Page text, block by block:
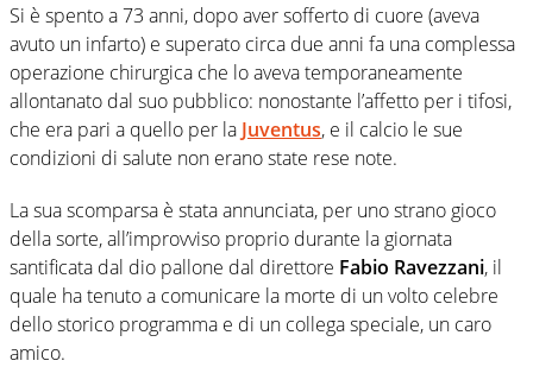
Si è spento a 73 anni, dopo aver sofferto di cuore (aveva
avuto un infarto) e superato circa due anni fa una complessa
operazione chirurgica che lo aveva temporaneamente
allontanato dal suo pubblico: nonostante l’affetto per i tifosi,
che era pari a quello per la Juventus, e il calcio le sue
condizioni di salute non erano state rese note.
La sua scomparsa è stata annunciata, per uno strano gioco
della sorte, all’improvviso proprio durante la giornata
santificata dal dio pallone dal direttore Fabio Ravezzani, il
quale ha tenuto a comunicare la morte di un volto celebre
dello storico programma e di un collega speciale, un caro
amico.